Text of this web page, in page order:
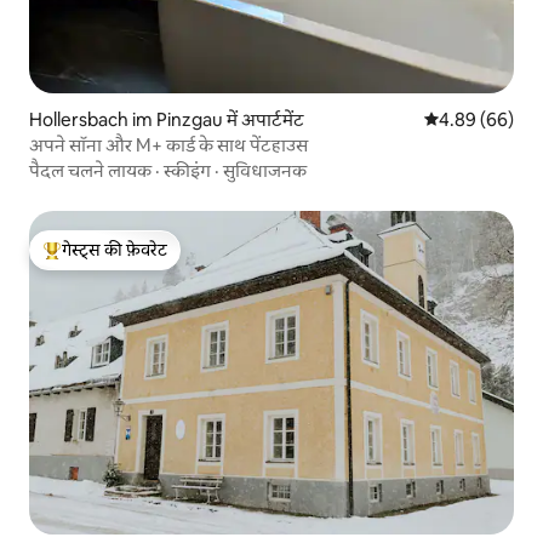
Hollersbach im Pinzgau में अपार्टमेंट औसत रेटिंग 5 में
4.89 (66)
अपने सॉना और M+ कार्ड के साथ पेंटहाउस
पैदल चलने लायक·स्कीइंग ·सुविधाजनक
गेस्ट्स का टॉप फ़ेवरेट
गेस्ट्स की फ़ेवरेट